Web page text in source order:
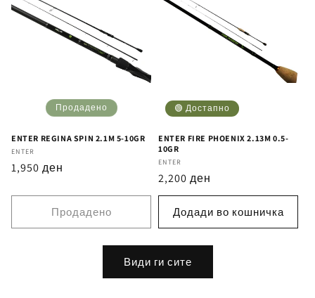
Продадено
ENTER REGINA SPIN 2.1M 5-10GR
Бренд
ENTER
Регуларна
1,950 ден
Продадено
🟢 Достапно
ENTER FIRE PHOENIX 2.13M 0.5-
10GR
Бренд
ENTER
Регуларна
цена
2,200 ден
Додади во кошничка
Види ги сите